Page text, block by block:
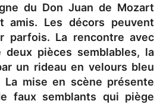
du Don Juan de Mozart
amis. Les décors peuvent
parfois. La rencontre avec
deux pièces semblables, la
un rideau en velours bleu
mise en scène présente
faux semblants qui piège